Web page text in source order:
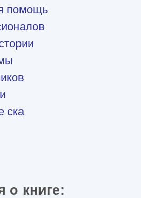
помощь
ска
о книге: